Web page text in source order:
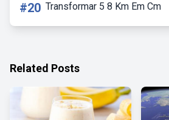
#20 Transformar 5 8 Km Em Cm
Related Posts